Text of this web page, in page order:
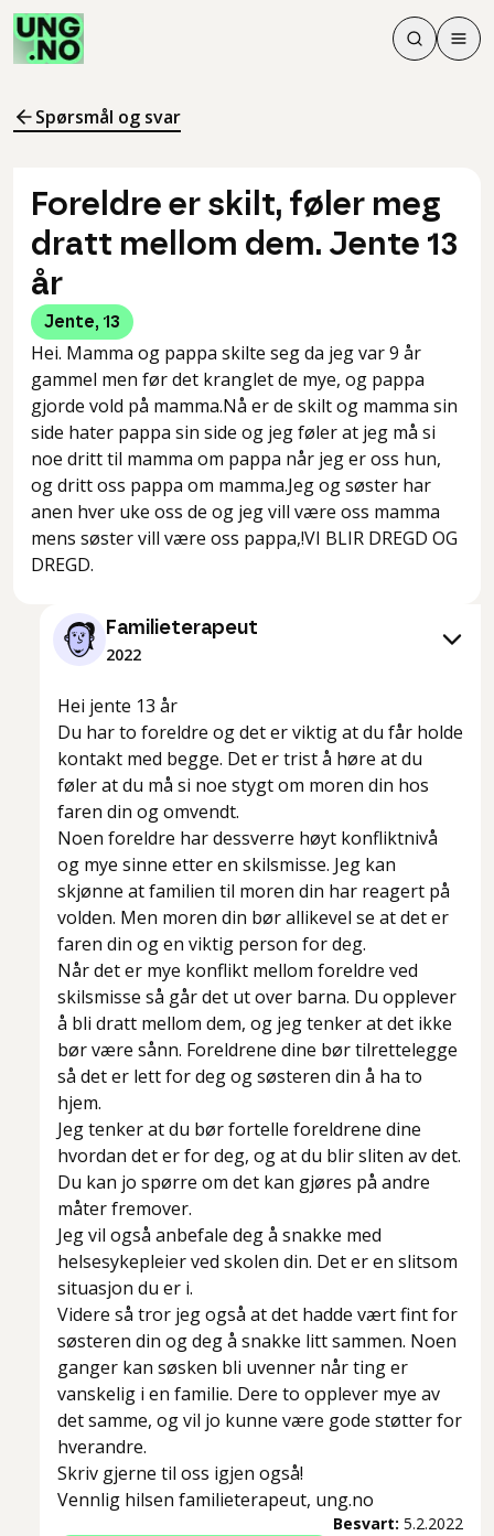
Søk
Søk
Meny
Spørsmål og svar
Foreldre er skilt, føler meg
dratt mellom dem. Jente 13
år
Jente, 13
Hei. Mamma og pappa skilte seg da jeg var 9 år
gammel men før det kranglet de mye, og pappa
gjorde vold på mamma.Nå er de skilt og mamma sin
side hater pappa sin side og jeg føler at jeg må si
noe dritt til mamma om pappa når jeg er oss hun,
og dritt oss pappa om mamma.Jeg og søster har
anen hver uke oss de og jeg vill være oss mamma
mens søster vill være oss pappa,!VI BLIR DREGD OG
DREGD.
Familieterapeut
2022
Hei jente 13 år
Du har to foreldre og det er viktig at du får holde
kontakt med begge. Det er trist å høre at du
føler at du må si noe stygt om moren din hos
faren din og omvendt.
Noen foreldre har dessverre høyt konfliktnivå
og mye sinne etter en skilsmisse. Jeg kan
skjønne at familien til moren din har reagert på
volden. Men moren din bør allikevel se at det er
faren din og en viktig person for deg.
Når det er mye konflikt mellom foreldre ved
skilsmisse så går det ut over barna. Du opplever
å bli dratt mellom dem, og jeg tenker at det ikke
bør være sånn. Foreldrene dine bør tilrettelegge
så det er lett for deg og søsteren din å ha to
hjem.
Jeg tenker at du bør fortelle foreldrene dine
hvordan det er for deg, og at du blir sliten av det.
Du kan jo spørre om det kan gjøres på andre
måter fremover.
Jeg vil også anbefale deg å snakke med
helsesykepleier ved skolen din. Det er en slitsom
situasjon du er i.
Videre så tror jeg også at det hadde vært fint for
søsteren din og deg å snakke litt sammen. Noen
ganger kan søsken bli uvenner når ting er
vanskelig i en familie. Dere to opplever mye av
det samme, og vil jo kunne være gode støtter for
hverandre.
Skriv gjerne til oss igjen også!
Vennlig hilsen familieterapeut, ung.no
Besvart: 5.2.2022